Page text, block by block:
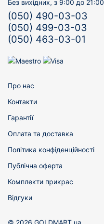
Без вихідних, з 9:00 до 21:00
(050) 490-03-03
(050) 499-03-03
(050) 463-03-01
Про нас
Контакти
Гарантії
Оплата та доставка
Політика конфіденційності
Публічна оферта
Комплекти прикрас
Відгуки
© 2026 GOLDMART.ua